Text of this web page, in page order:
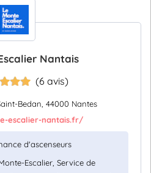
Nantais
(6 avis)
Bedan, 44000 Nantes
escalier-nantais.fr/
d'ascenseurs
Escalier, Service de